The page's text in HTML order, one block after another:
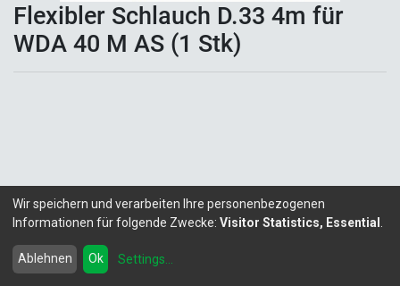
Flexibler Schlauch D.33 4m für
WDA 40 M AS (1 Stk)
Powered by
- Die #1
Wir speichern und verarbeiten Ihre personenbezogenen
Informationen für folgende Zwecke: Visitor Statistics, Essential
Ablehnen Ok Settings...